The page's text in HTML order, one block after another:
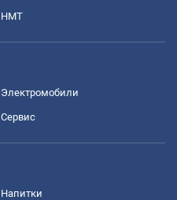
НМТ
Электромобили
Сервис
Напитки